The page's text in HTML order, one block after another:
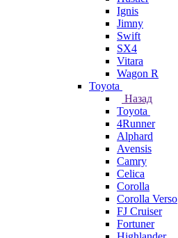
Ignis
Jimny
Swift
SX4
Vitara
Wagon R
Toyota
Назад
Toyota
4Runner
Alphard
Avensis
Camry
Celica
Corolla
Corolla Verso
FJ Cruiser
Fortuner